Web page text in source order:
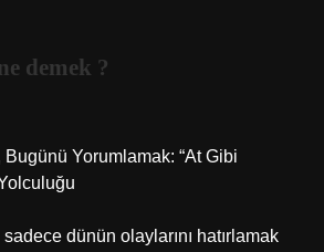
demek ?
Yorumlamak: “At Gibi
dünün olaylarını hatırlamak